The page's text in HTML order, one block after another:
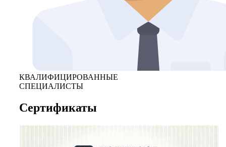
КВАЛИФИЦИРОВАННЫЕ
СПЕЦИАЛИСТЫ
Сертификаты